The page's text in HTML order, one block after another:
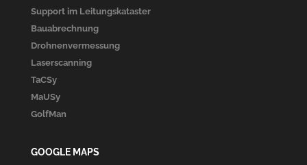
Support im Leitungskataster
Bauabrechnung
Drohnenvermessung
Laserscanning
TaCSy
MaUSy
GolfMan
GOOGLE MAPS